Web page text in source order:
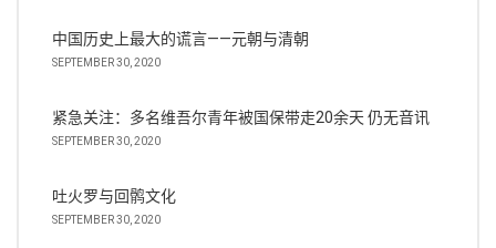
中国历史上最大的谎言——元朝与清朝
SEPTEMBER 30, 2020
紧急关注：多名维吾尔青年被国保带走20余天 仍无音讯
SEPTEMBER 30, 2020
吐火罗与回鹘文化
SEPTEMBER 30, 2020